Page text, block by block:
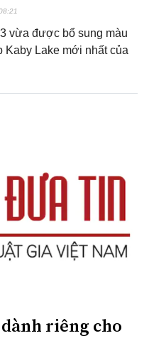
vừa được bổ sung màu
Kaby Lake mới nhất của
riêng cho